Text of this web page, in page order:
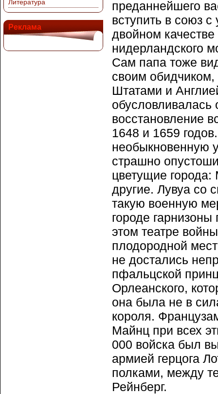
Литература
Реклама
преданнейшего
вступить в союз
двойном качестве
нидерландского
Сам папа тоже
своим
Штатами и
восстановление
1648 и 1659
необыкновенную
страшно
цветущие
другие. Лувуа со
такую военную
городе
этом театре
плодородной
не достались
пфальцской
Орлеанского,
она была не в
короля.
Майнц при всех
000 войска был
армией герцога
полками, между
Рейнберг.